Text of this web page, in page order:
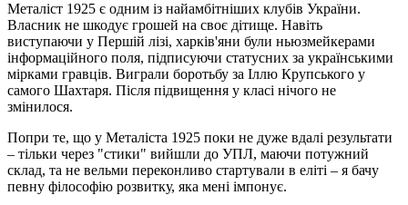
Металіст 1925 є одним із найамбітніших клубів України.
Власник не шкодує грошей на своє дітище. Навіть
виступаючи у Першій лізі, харків'яни були ньюзмейкерами
інформаційного поля, підписуючи статусних за українськими
мірками гравців. Виграли боротьбу за Іллю Крупського у
самого Шахтаря. Після підвищення у класі нічого не
змінилося.
Попри те, що у Металіста 1925 поки не дуже вдалі результати
– тільки через "стики" вийшли до УПЛ, маючи потужний
склад, та не вельми переконливо стартували в еліті – я бачу
певну філософію розвитку, яка мені імпонує.